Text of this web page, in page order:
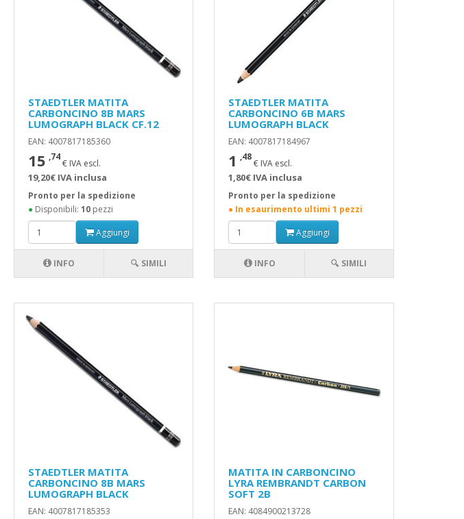
STAEDTLER MATITA
CARBONCINO 8B MARS
LUMOGRAPH BLACK CF.12
EAN: 4007817185360
15 ,74
€ IVA escl.
19,20€ IVA inclusa
Pronto per la spedizione
●Disponibili: 10pezzi
Aggiungi
INFO 🔍 SIMILI
STAEDTLER MATITA
CARBONCINO 6B MARS
LUMOGRAPH BLACK
EAN: 4007817184967
1 ,48
€ IVA escl.
1,80€ IVA inclusa
Pronto per la spedizione
● In esaurimento ultimi 1 pezzi
Aggiungi
INFO 🔍 SIMILI
STAEDTLER MATITA
CARBONCINO 8B MARS
LUMOGRAPH BLACK
EAN: 4007817185353
MATITA IN CARBONCINO
LYRA REMBRANDT CARBON
SOFT 2B
EAN: 4084900213728